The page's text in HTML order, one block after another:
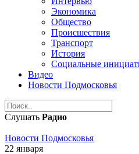
Экономика
Общество
Происшествия
Транспорт
История
Социальные
Видео
Новости Подмосковья
Слушать Радио
Новости Подмосковья
22 января